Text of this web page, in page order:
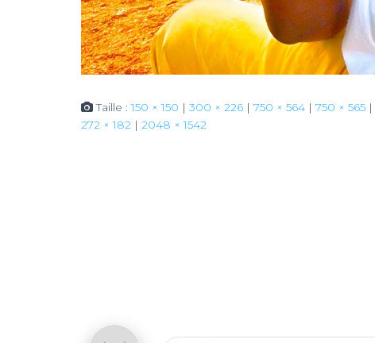
Taille :150 × 150 | 300 × 226 | 750 × 564 | 750 × 565 |
272 × 182 | 2048 × 1542